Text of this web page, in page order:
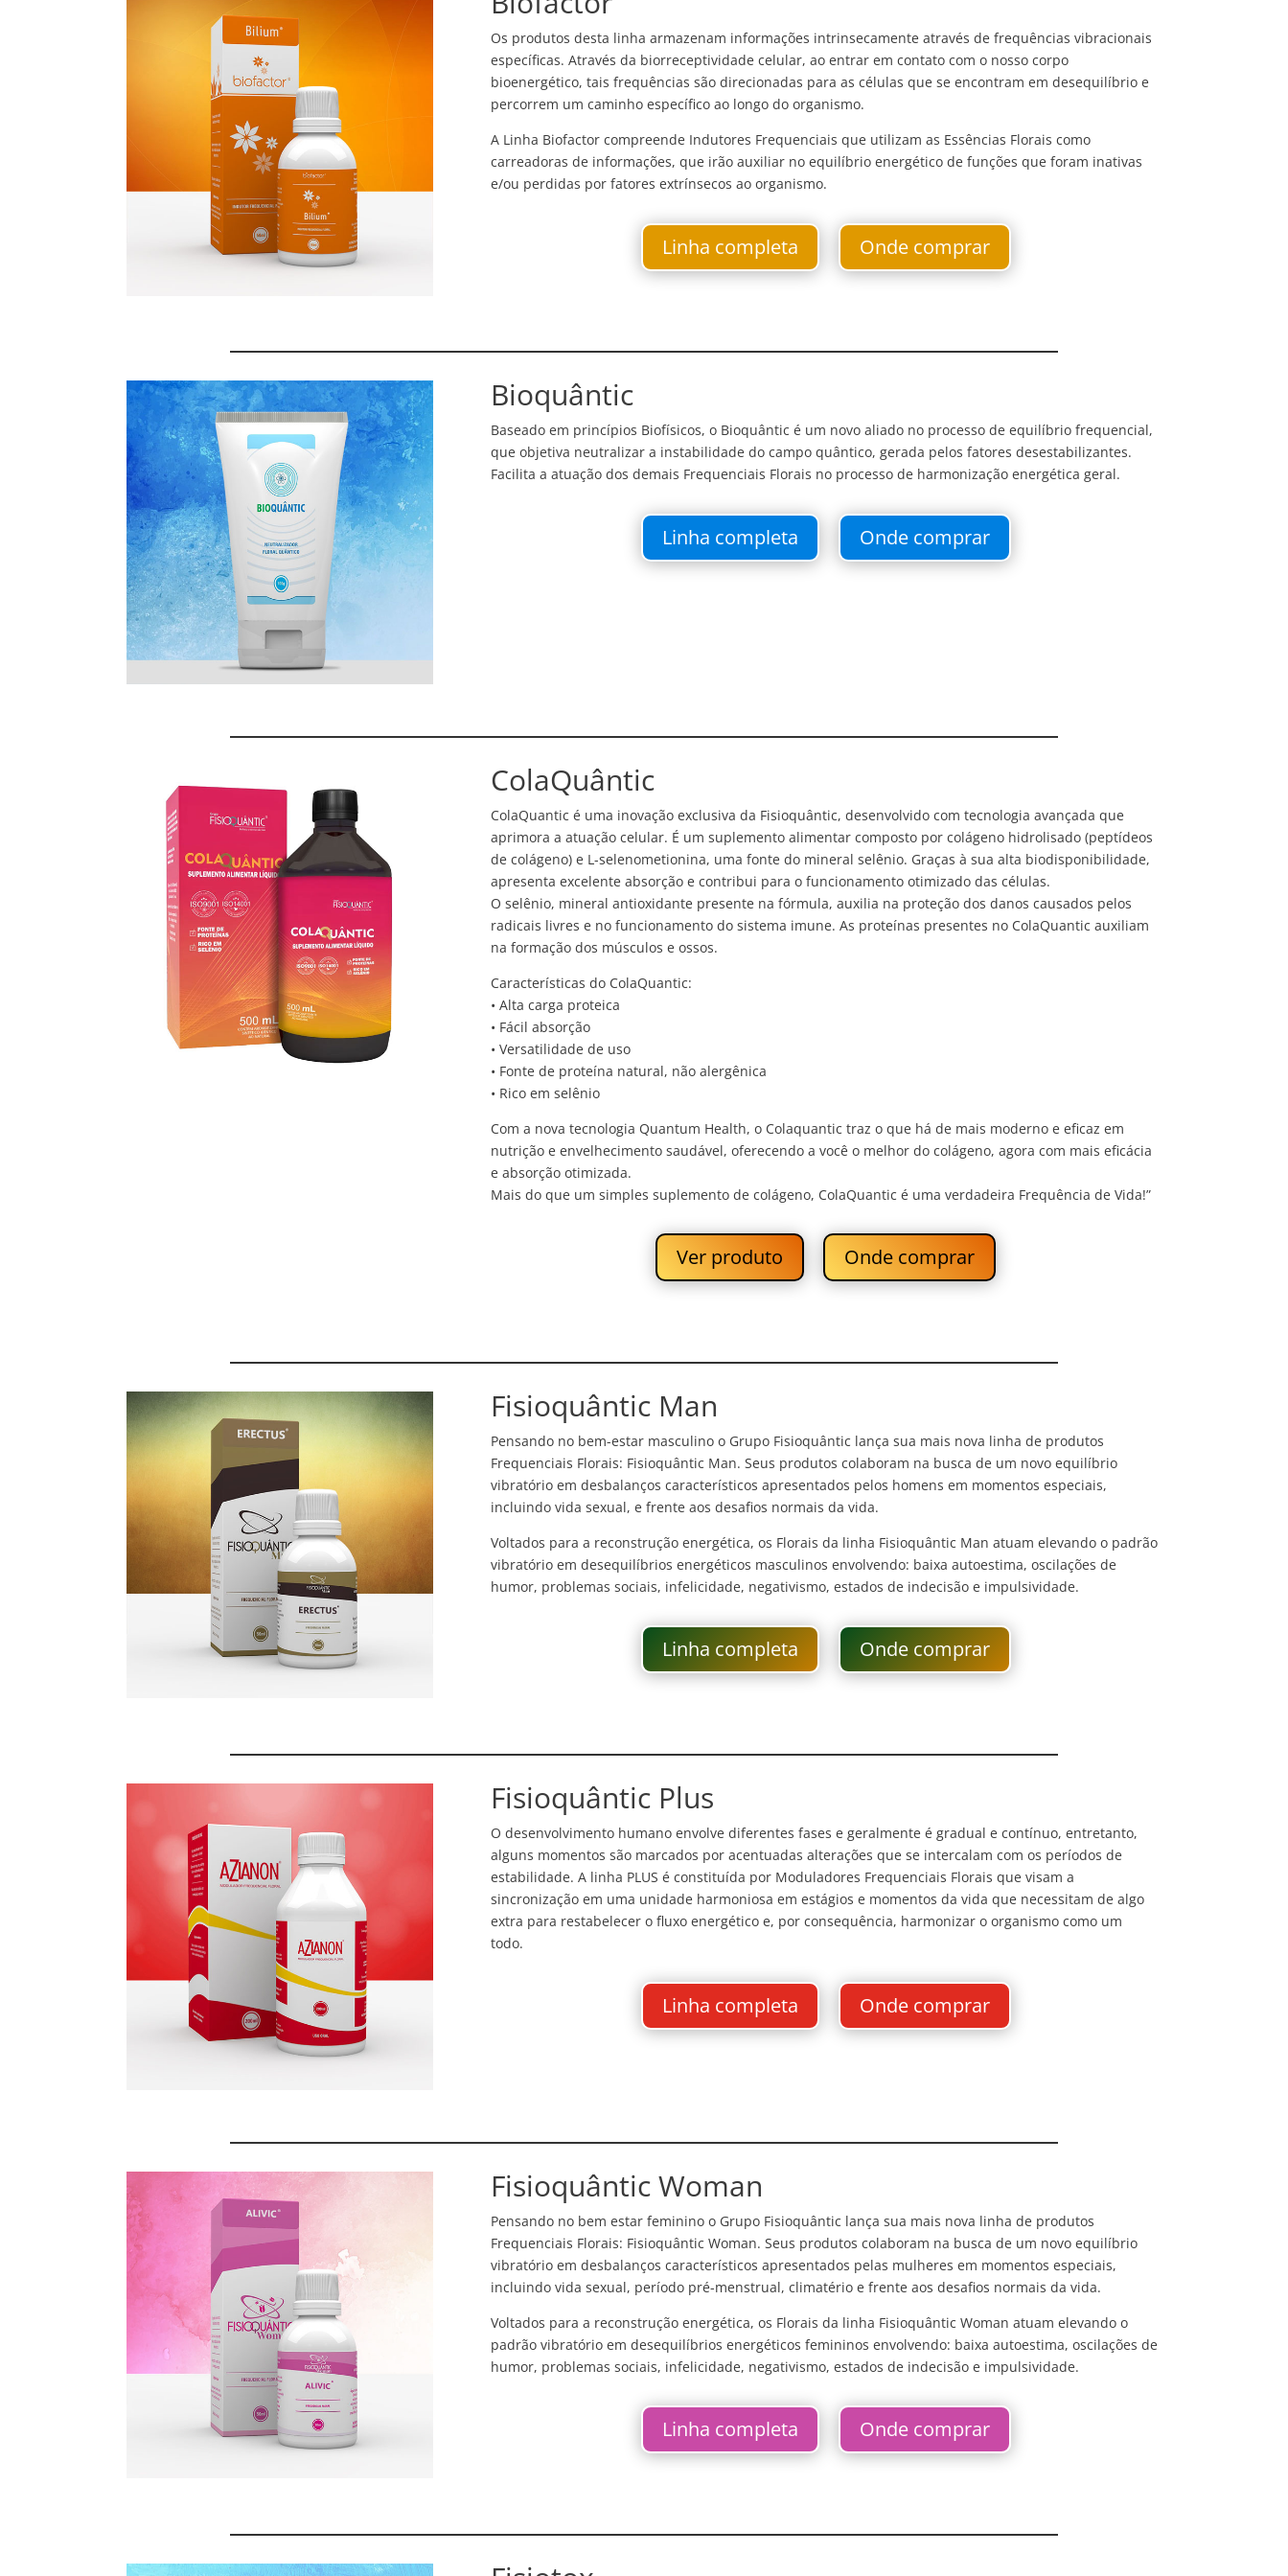
Os produtos desta linha armazenam informações intrinsecamente através de frequências vibracionais
específicas. Através da biorreceptividade celular, ao entrar em contato com o nosso corpo
bioenergético, tais frequências são direcionadas para as células que se encontram em desequilíbrio e
percorrem um caminho específico ao longo do organismo.
A Linha Biofactor compreende Indutores Frequenciais que utilizam as Essências Florais como
carreadoras de informações, que irão auxiliar no equilíbrio energético de funções que foram inativas
e/ou perdidas por fatores extrínsecos ao organismo.
Linha completa Onde comprar
Bioquântic
Baseado em princípios Biofísicos, o Bioquântic é um novo aliado no processo de equilíbrio frequencial,
que objetiva neutralizar a instabilidade do campo quântico, gerada pelos fatores desestabilizantes.
Facilita a atuação dos demais Frequenciais Florais no processo de harmonização energética geral.
Linha completa Onde comprar
ColaQuântic
ColaQuantic é uma inovação exclusiva da Fisioquântic, desenvolvido com tecnologia avançada que
aprimora a atuação celular. É um suplemento alimentar composto por colágeno hidrolisado (peptídeos
de colágeno) e L-selenometionina, uma fonte do mineral selênio. Graças à sua alta biodisponibilidade,
apresenta excelente absorção e contribui para o funcionamento otimizado das células.
O selênio, mineral antioxidante presente na fórmula, auxilia na proteção dos danos causados pelos
radicais livres e no funcionamento do sistema imune. As proteínas presentes no ColaQuantic auxiliam
na formação dos músculos e ossos.
Características do ColaQuantic:
• Alta carga proteica
• Fácil absorção
• Versatilidade de uso
• Fonte de proteína natural, não alergênica
• Rico em selênio
Com a nova tecnologia Quantum Health, o Colaquantic traz o que há de mais moderno e eficaz em
nutrição e envelhecimento saudável, oferecendo a você o melhor do colágeno, agora com mais eficácia
e absorção otimizada.
Mais do que um simples suplemento de colágeno, ColaQuantic é uma verdadeira Frequência de Vida!”
Ver produto Onde comprar
Fisioquântic Man
Pensando no bem-estar masculino o Grupo Fisioquântic lança sua mais nova linha de produtos
Frequenciais Florais: Fisioquântic Man. Seus produtos colaboram na busca de um novo equilíbrio
vibratório em desbalanços característicos apresentados pelos homens em momentos especiais,
incluindo vida sexual, e frente aos desafios normais da vida.
Voltados para a reconstrução energética, os Florais da linha Fisioquântic Man atuam elevando o padrão
vibratório em desequilíbrios energéticos masculinos envolvendo: baixa autoestima, oscilações de
humor, problemas sociais, infelicidade, negativismo, estados de indecisão e impulsividade.
Linha completa Onde comprar
Fisioquântic Plus
O desenvolvimento humano envolve diferentes fases e geralmente é gradual e contínuo, entretanto,
alguns momentos são marcados por acentuadas alterações que se intercalam com os períodos de
estabilidade. A linha PLUS é constituída por Moduladores Frequenciais Florais que visam a
sincronização em uma unidade harmoniosa em estágios e momentos da vida que necessitam de algo
extra para restabelecer o fluxo energético e, por consequência, harmonizar o organismo como um
todo.
Linha completa Onde comprar
Fisioquântic Woman
Pensando no bem estar feminino o Grupo Fisioquântic lança sua mais nova linha de produtos
Frequenciais Florais: Fisioquântic Woman. Seus produtos colaboram na busca de um novo equilíbrio
vibratório em desbalanços característicos apresentados pelas mulheres em momentos especiais,
incluindo vida sexual, período pré-menstrual, climatério e frente aos desafios normais da vida.
Voltados para a reconstrução energética, os Florais da linha Fisioquântic Woman atuam elevando o
padrão vibratório em desequilíbrios energéticos femininos envolvendo: baixa autoestima, oscilações de
humor, problemas sociais, infelicidade, negativismo, estados de indecisão e impulsividade.
Linha completa Onde comprar